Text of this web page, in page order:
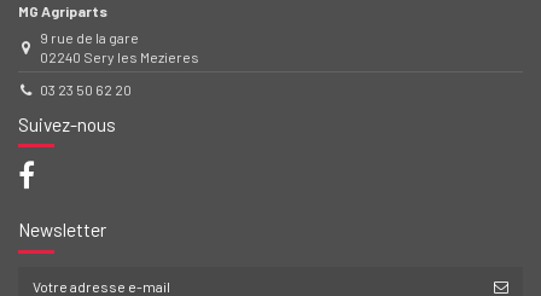
MG Agriparts
9 rue de la gare
02240 Sery les Mezieres
03 23 50 62 20
Suivez-nous
Newsletter